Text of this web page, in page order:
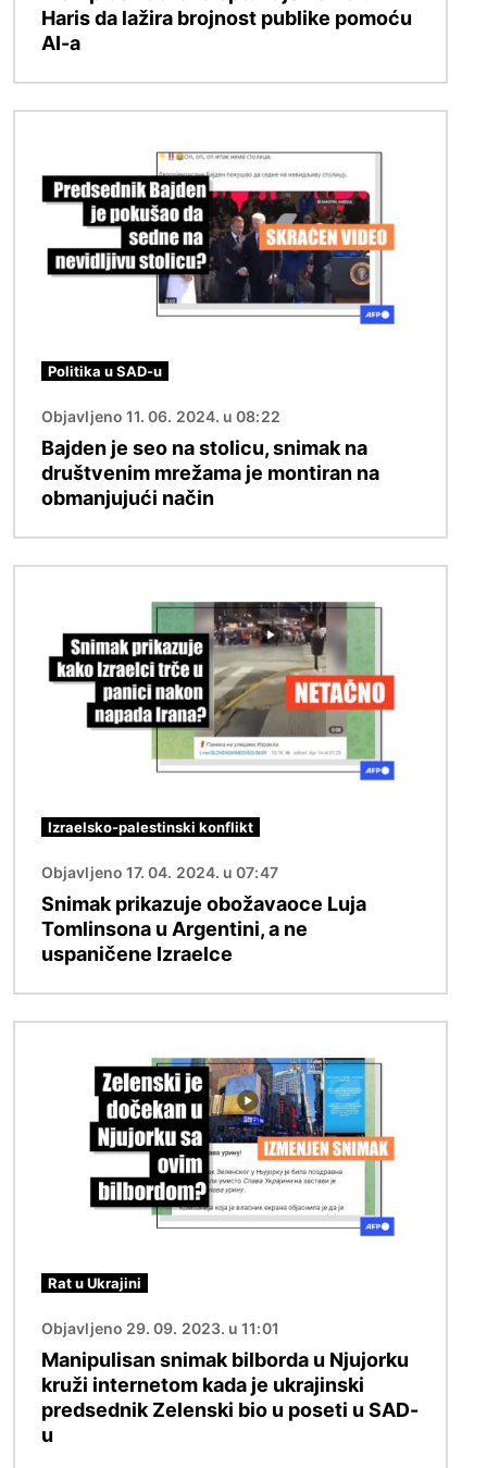
Haris da lažira brojnost publike pomoću
AI-a
Politika u SAD-u
Objavljeno 11. 06. 2024. u 08:22
Bajden je seo na stolicu, snimak na
društvenim mrežama je montiran na
obmanjujući način
Izraelsko-palestinski konflikt
Objavljeno 17. 04. 2024. u 07:47
Snimak prikazuje obožavaoce Luja
Tomlinsona u Argentini, a ne
uspaničene Izraelce
Rat u Ukrajini
Objavljeno 29. 09. 2023. u 11:01
Manipulisan snimak bilborda u Njujorku
kruži internetom kada je ukrajinski
predsednik Zelenski bio u poseti u SAD-
u